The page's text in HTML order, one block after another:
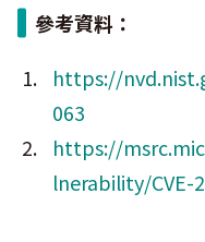
參考資料：
https://
063
https://
lnerability/CVE-